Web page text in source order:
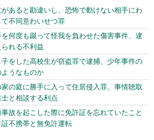
があると勘違いし、恐怖で動けない相手にわ
不同意わいせつ罪
を何度も蹴って怪我を負わせた傷害事件、逮
れる不利益
子をした高校生が窃盗罪で逮捕、少年事件の
うなものか
家の庭に勝手に入って住居侵入罪、事情聴取
と相談する利点
事故を起こした際に免許証を忘れていたこと
不携帯と無免許運転